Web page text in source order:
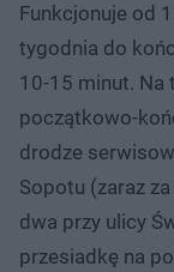
Funkcjonuje od
tygodnia do
10-15 minut. Na
początkowo-
drodze
Sopotu (zaraz
dwa przy ulicy
przesiadkę na